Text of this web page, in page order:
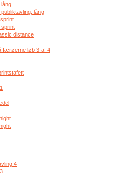
lång
distance
færøerne løb 3 af 4
4